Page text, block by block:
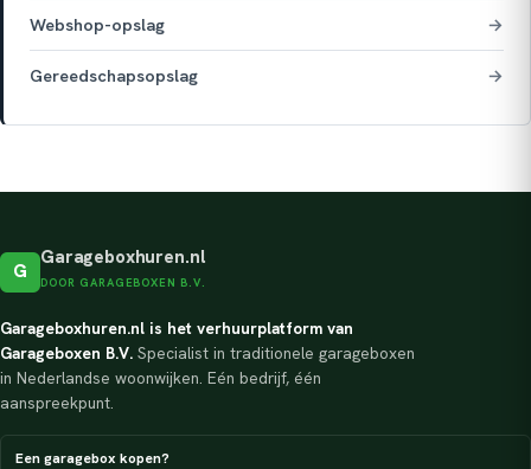
Webshop-opslag →
Gereedschapsopslag →
G
Garageboxhuren.nl
DOOR GARAGEBOXEN B.V.
Garageboxhuren.nl is het verhuurplatform van
Garageboxen B.V. Specialist in traditionele garageboxen
in Nederlandse woonwijken. Eén bedrijf, één
aanspreekpunt.
Een garagebox kopen?